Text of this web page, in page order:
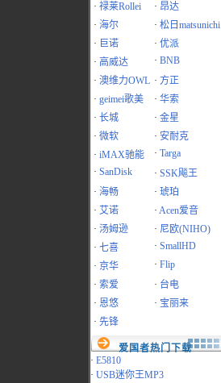
· 禄莱Rollei · 昂达
· 海尔 · 松日matsunichi
· 巨诺 · 优派
· 高威达 · BNB
· 澳维力OWL · 方正
· geimei歌美 · 华索
· 长城 · 金星
· 微软 · 安耐克
· iMAX驰能 · Targa
· SanDisk · SSK飚王
· 海畅 · 琥珀
· 艾诺 · Acen爱音
· 汤姆逊 · 尼欧(NIHO)
· 七喜 · SmallHD
· 京华 · Flip
· 索爱 · 台电
· 恩悠 · 宝丽来
· 先锋
爱国者热门下载
· E5810
· USB迷你王MP3